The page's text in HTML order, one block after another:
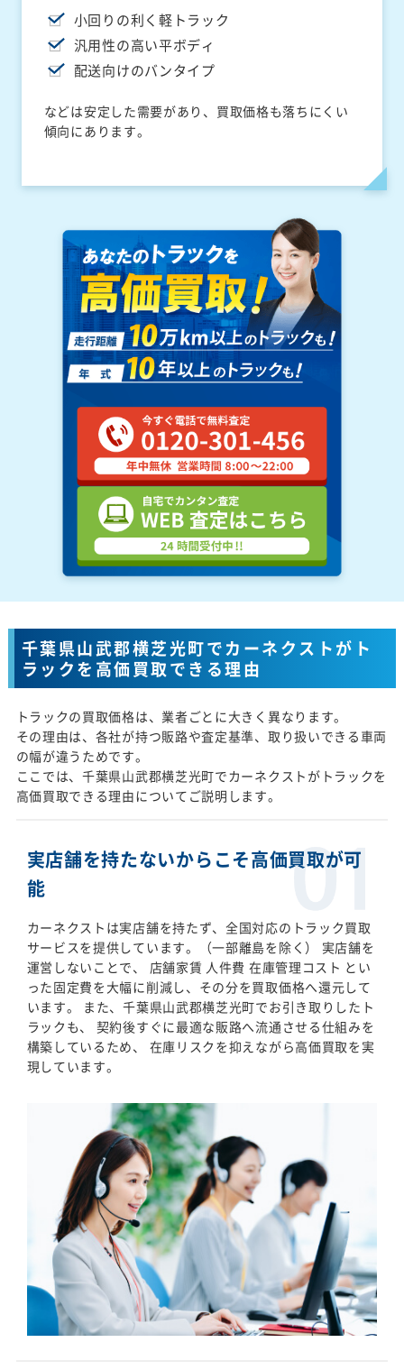
小回りの利く軽トラック
汎用性の高い平ボディ
配送向けのバンタイプ
などは安定した需要があり、買取価格も落ちにくい
傾向にあります。
千葉県山武郡横芝光町でカーネクストがト
ラックを高価買取できる理由
トラックの買取価格は、業者ごとに大きく異なります。
その理由は、各社が持つ販路や査定基準、取り扱いできる車両
の幅が違うためです。
ここでは、千葉県山武郡横芝光町でカーネクストがトラックを
高価買取できる理由についてご説明します。
実店舗を持たないからこそ高価買取が可
能
カーネクストは実店舗を持たず、全国対応のトラック買取
サービスを提供しています。（一部離島を除く） 実店舗を
運営しないことで、 店舗家賃 人件費 在庫管理コスト とい
った固定費を大幅に削減し、その分を買取価格へ還元して
います。 また、千葉県山武郡横芝光町でお引き取りしたト
ラックも、 契約後すぐに最適な販路へ流通させる仕組みを
構築しているため、 在庫リスクを抑えながら高価買取を実
現しています。